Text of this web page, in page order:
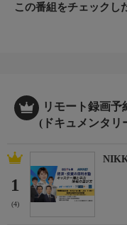
この番組をチェックし
リモート録画予
(ドキュメンタリ
1
(4)